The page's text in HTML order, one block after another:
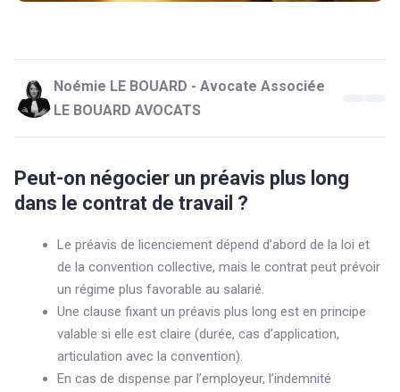
Noémie LE BOUARD - Avocate Associée
LE BOUARD AVOCATS
Peut-on négocier un préavis plus long
dans le contrat de travail ?
Le préavis de licenciement dépend d’abord de la loi et
de la convention collective, mais le contrat peut prévoir
un régime plus favorable au salarié.
Une clause fixant un préavis plus long est en principe
valable si elle est claire (durée, cas d’application,
articulation avec la convention).
En cas de dispense par l’employeur, l’indemnité